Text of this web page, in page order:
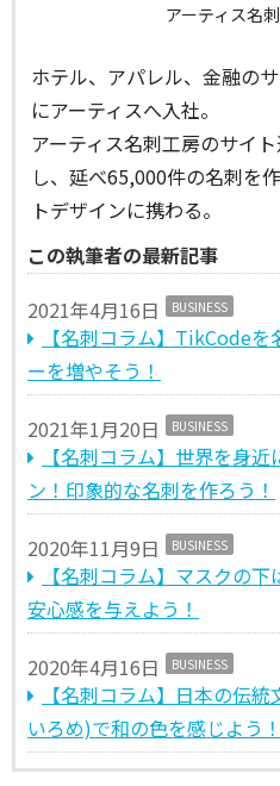
アーティス名
ホテル、アパレル、金融の
にアーティスへ入社。
アーティス名刺工房のサイ
し、延べ65,000件の名刺を
トデザインに携わる。
この執筆者の最新記事
2021年4月16日 BUSINESS
【名刺コラム】TikCode
ーを増やそう！
2021年1月20日 BUSINESS
【名刺コラム】世界を身
ン！印象的な名刺を作ろう！
2020年11月9日 BUSINESS
【名刺コラム】マスクの
安心感を与えよう！
2020年4月16日 BUSINESS
【名刺コラム】日本の伝
いろめ)で和の色を感じよう！